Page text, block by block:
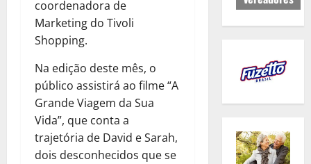
coordenadora de
Marketing do Tivoli
Shopping.
Na edição deste mês, o
público assistirá ao filme “A
Grande Viagem da Sua
Vida”, que conta a
trajetória de David e Sarah,
dois desconhecidos que se